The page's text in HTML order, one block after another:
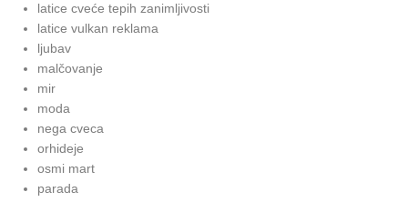
latice cveće tepih zanimljivosti
latice vulkan reklama
ljubav
malčovanje
mir
moda
nega cveca
orhideje
osmi mart
parada